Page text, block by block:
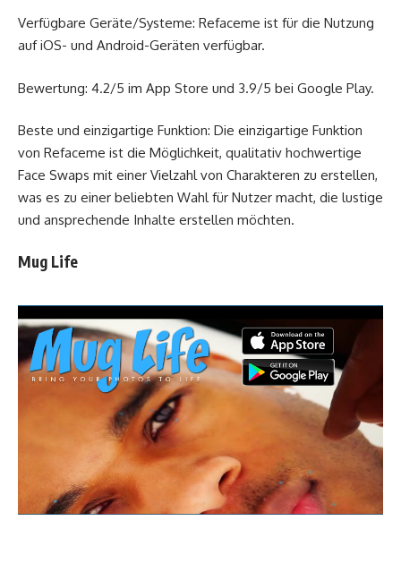
Verfügbare Geräte/Systeme: Refaceme ist für die Nutzung
auf iOS- und Android-Geräten verfügbar.
Bewertung: 4.2/5 im App Store und 3.9/5 bei Google Play.
Beste und einzigartige Funktion: Die einzigartige Funktion
von Refaceme ist die Möglichkeit, qualitativ hochwertige
Face Swaps mit einer Vielzahl von Charakteren zu erstellen,
was es zu einer beliebten Wahl für Nutzer macht, die lustige
und ansprechende Inhalte erstellen möchten.
Mug Life